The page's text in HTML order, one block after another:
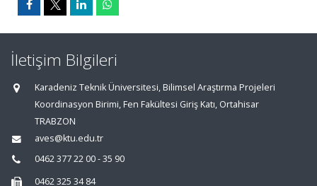
İletişim Bilgileri
Karadeniz Teknik Üniversitesi, Bilimsel Araştırma Projeleri
Koordinasyon Birimi, Fen Fakültesi Giriş Katı, Ortahisar
TRABZON
aves@ktu.edu.tr
0462 377 22 00 - 35 90
0462 325 34 84